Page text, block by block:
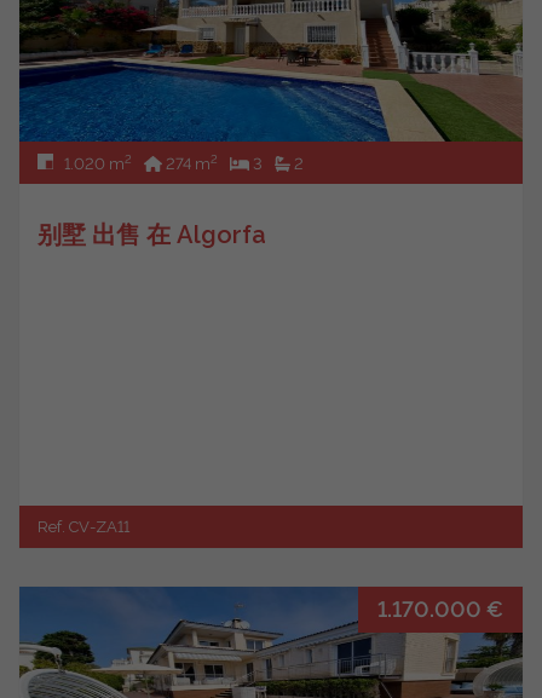
1.020 m2 274 m2 3 2
别墅 出售 在 Algorfa
Ref. CV-ZA11
1.170.000 €